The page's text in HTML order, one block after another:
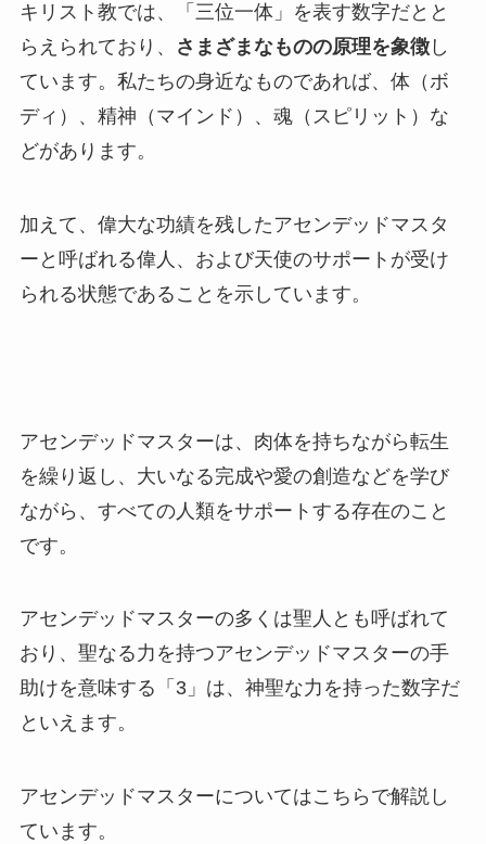
キリスト教では、「三位一体」を表す数字だとと
らえられており、
さまざまなものの原理を象徴し
ています。私たちの身近なものであれば、体（ボ
ディ）、精神（マインド）、魂（スピリット）な
どがあります。
加えて、偉大な功績を残したアセンデッドマスタ
ーと呼ばれる偉人、および天使のサポートが受け
られる状態であることを示しています。
アセンデッドマスターは、肉体を持ちながら転生
を繰り返し、大いなる完成や愛の創造などを学び
ながら、すべての人類をサポートする存在のこと
です。
アセンデッドマスターの多くは聖人とも呼ばれて
おり、聖なる力を持つアセンデッドマスターの手
助けを意味する「3」は、神聖な力を持った数字だ
といえます。
アセンデッドマスターについてはこちらで解説し
ています。